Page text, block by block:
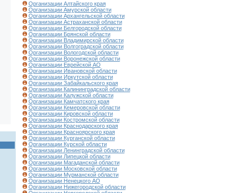
Организации Алтайского края
Организации Амурской области
Организации Архангельской области
Организации Астраханской области
Организации Белгородской области
Организации Брянской области
Организации Владимирской области
Организации Волгоградской области
Организации Вологодской области
Организации Воронежской области
Организации Еврейской АО
Организации Ивановской области
Организации Иркутской области
Организации Забайкальского края
Организации Калининградской области
Организации Калужской области
Организации Камчатского края
Организации Кемеровской области
Организации Кировской области
Организации Костромской области
Организации Краснодарского края
Организации Красноярского края
Организации Курганской области
Организации Курской области
Организации Ленинградской области
Организации Липецкой области
Организации Магаданской области
Организации Московской области
Организации Мурманской области
Организации Ненецкого АО
Организации Нижегородской области